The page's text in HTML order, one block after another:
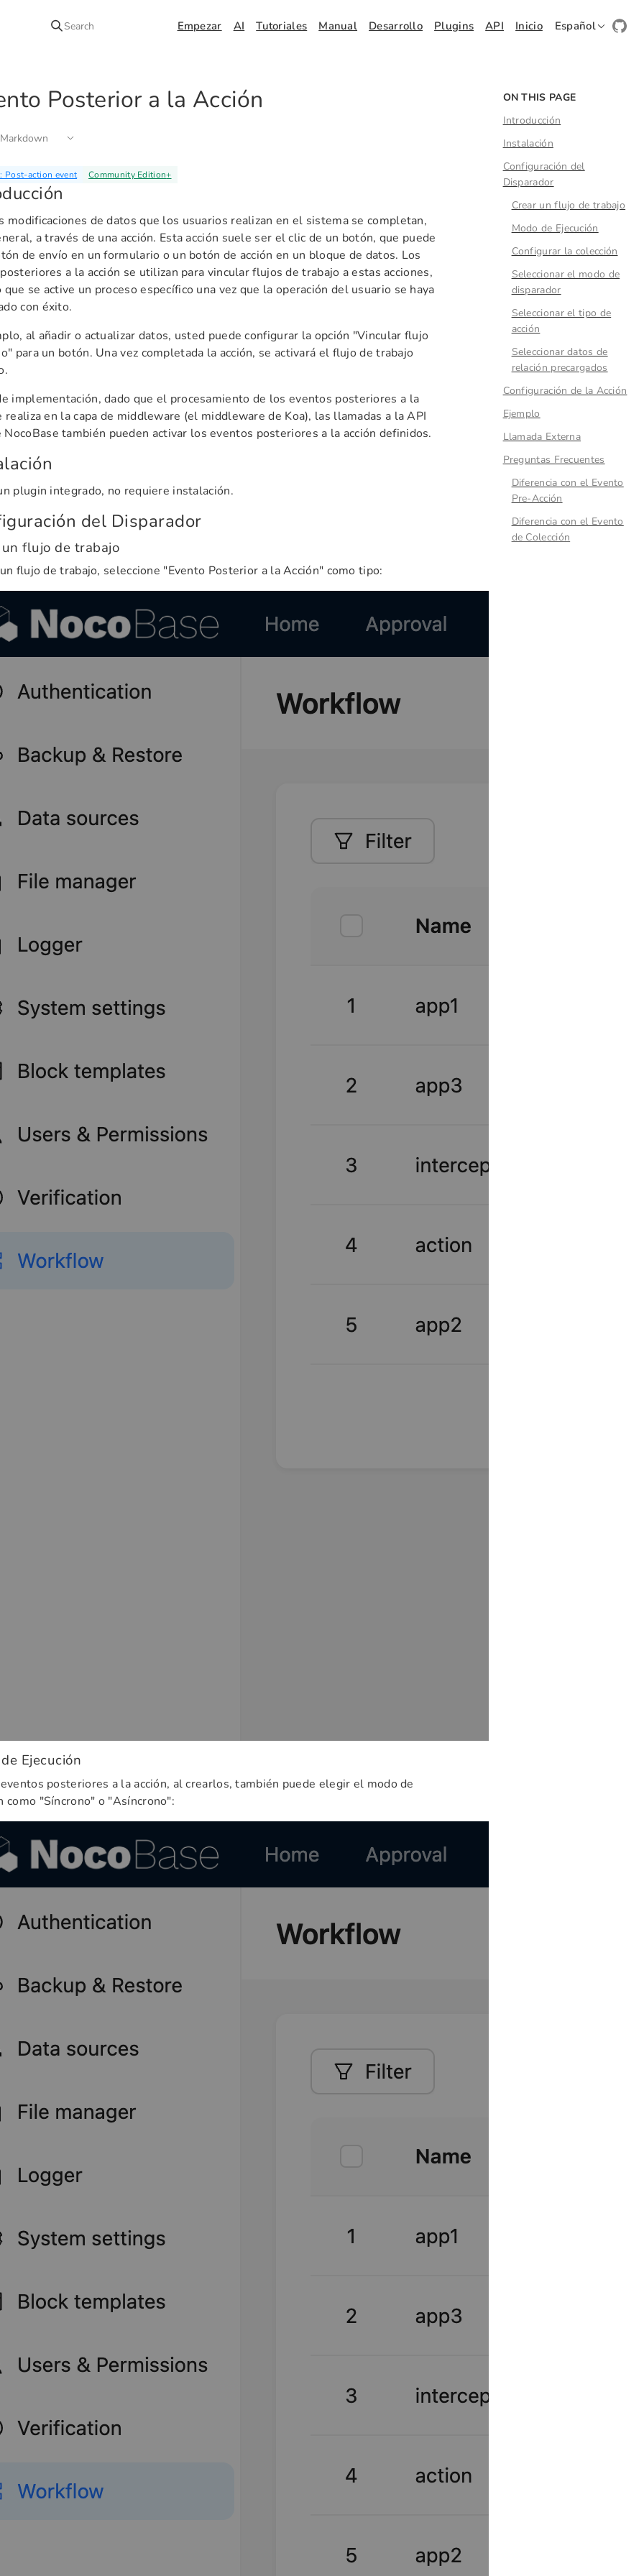
Search Empezar AI Tutoriales Manual Desarrollo Plugins API Inicio Español
Posterior a la Acción
Post-action event Community Edition+
modificaciones de datos que los usuarios realizan en el sistema se completan,
a través de una acción. Esta acción suele ser el clic de un botón, que puede
de envío en un formulario o un botón de acción en un bloque de datos. Los
a la acción se utilizan para vincular flujos de trabajo a estas acciones,
que se active un proceso específico una vez que la operación del usuario se haya
con éxito.
al añadir o actualizar datos, usted puede configurar la opción "Vincular flujo
para un botón. Una vez completada la acción, se activará el flujo de trabajo
implementación, dado que el procesamiento de los eventos posteriores a la
realiza en la capa de middleware (el middleware de Koa), las llamadas a la API
NocoBase también pueden activar los eventos posteriores a la acción definidos.
plugin integrado, no requiere instalación.
del Disparador
flujo de trabajo
flujo de trabajo, seleccione "Evento Posterior a la Acción" como tipo:
Ejecución
posteriores a la acción, al crearlos, también puede elegir el modo de
como "Síncrono" o "Asíncrono":
ON THIS PAGE
Introducción
Instalación
Configuración del
Disparador
Crear un flujo de trabajo
Modo de Ejecución
Configurar la colección
Seleccionar el modo de
disparador
Seleccionar el tipo de
acción
Seleccionar datos de
relación precargados
Configuración de la Acción
Ejemplo
Llamada Externa
Preguntas Frecuentes
Diferencia con el Evento
Pre-Acción
Diferencia con el Evento
de Colección